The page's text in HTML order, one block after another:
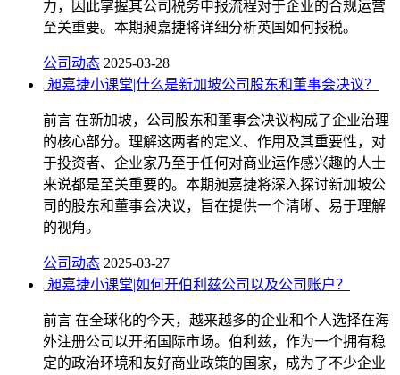
力，因此掌握其公司税务申报流程对于企业的合规运营
至关重要。本期昶嘉捷将详细分析英国如何报税。
公司动态 2025-03-28
昶嘉捷小课堂|什么是新加坡公司股东和董事会决议？
前言 在新加坡，公司股东和董事会决议构成了企业治理
的核心部分。理解这两者的定义、作用及其重要性，对
于投资者、企业家乃至于任何对商业运作感兴趣的人士
来说都是至关重要的。本期昶嘉捷将深入探讨新加坡公
司的股东和董事会决议，旨在提供一个清晰、易于理解
的视角。
公司动态 2025-03-27
昶嘉捷小课堂|如何开伯利兹公司以及公司账户？
前言 在全球化的今天，越来越多的企业和个人选择在海
外注册公司以开拓国际市场。伯利兹，作为一个拥有稳
定的政治环境和友好商业政策的国家，成为了不少企业